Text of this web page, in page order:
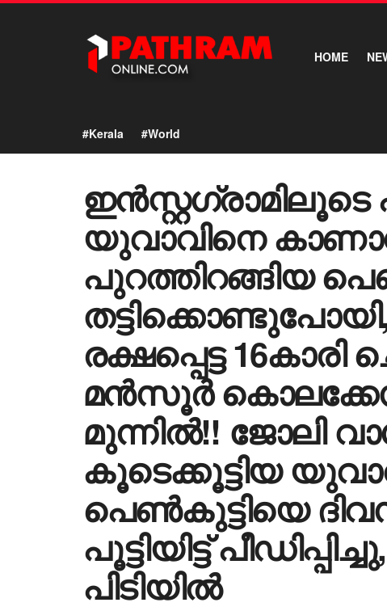
HOME
#Kerala #World
ഇൻസ്റ്റ​ഗ്രാമിലൂടെ
യുവാവിനെ
പുറത്തിറങ്ങിയ
രക്ഷപ്പെട്ട 16കാരി
മൻസൂർ
മുന്നിൽ!! ജോലി
കൂടെക്കൂട്ടിയ
പെൺകുട്ടിയെ
പൂട്ടിയിട്ട്
പിടിയിൽ